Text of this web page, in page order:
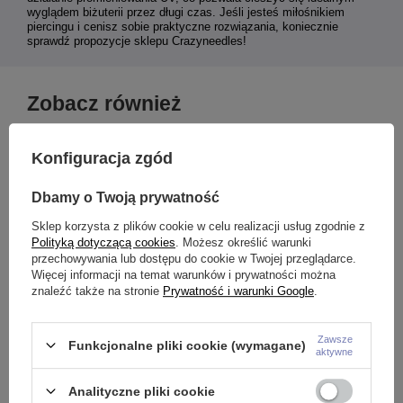
wyglądem biżuterii przez długi czas. Jeśli jesteś miłośnikiem
piercingu i cenisz sobie praktyczne rozwiązania, koniecznie
sprawdź propozycje sklepu Crazyneedles!
Zobacz również
Kolczyk kółko clicker - złoty - K-
Labret złoty z białą cyrkonią -
Konfiguracja zgód
Dbamy o Twoją prywatność
Sklep korzysta z plików cookie w celu realizacji usług zgodnie z
Polityką dotyczącą cookies . Możesz określić warunki
przechowywania lub dostępu do cookie w Twojej przeglądarce.
Więcej informacji na temat warunków i prywatności można
znaleźć także na stronie Prywatność i warunki Google
Funkcjonalne pliki cookie (wymagane)
Zawsze
aktywne
Analityczne pliki cookie